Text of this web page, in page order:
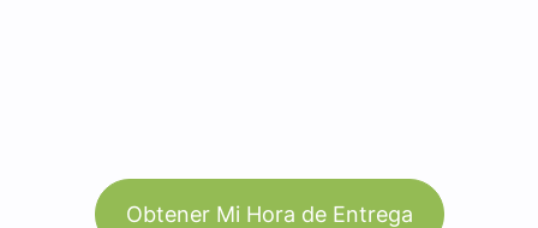
Obtener Mi Hora de Entrega